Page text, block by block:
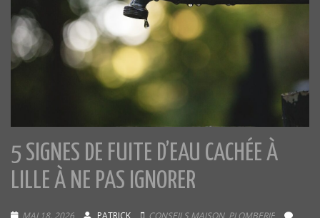
5 SIGNES DE FUITE D’EAU CACHÉE À
LILLE À NE PAS IGNORER
MAI 18, 2026 PATRICK CONSEILS MAISON, PLOMBERIE